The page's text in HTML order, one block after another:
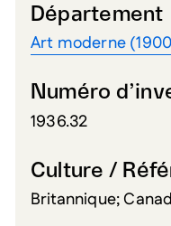
Département
Art moderne
Numéro
1936.32
Culture /
Britannique;